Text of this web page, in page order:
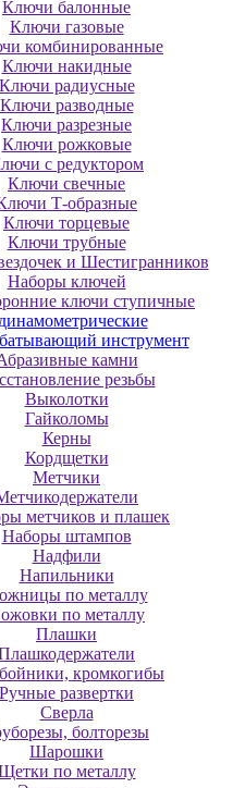
Ключи балонные
Ключи газовые
комбинированные
Ключи накидные
Ключи радиусные
Ключи разводные
Ключи разрезные
Ключи рожковые
с редуктором
Ключи свечные
Т-образные
Ключи торцевые
Ключи трубные
и Шестигранников
Наборы ключей
ключи ступичные
инструмент
камни
резьбы
Выколотки
Гайколомы
Керны
Кордщетки
Метчики
метчиков и плашек
Наборы штампов
Надфили
Напильники
по металлу
по металлу
Плашки
кромкогибы
Ручные развертки
Сверла
болторезы
Шарошки
по металлу